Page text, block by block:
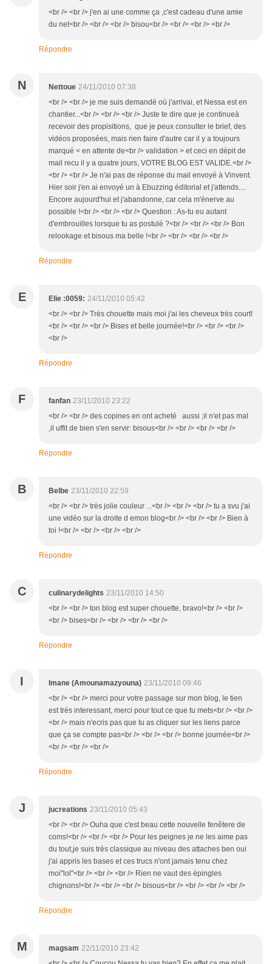
<br /> <br /> j'en ai une comme ça ,c'est cadeau d'une amie
du net<br /> <br /> <br /> bisou<br /> <br /> <br /> <br />
Répondre
N Nettoue 24/11/2010 07:38
<br /> <br /> je me suis demandé où j'arrivai, et Nessa est en
chantier...<br /> <br /> <br /> Juste te dire que je continueà
recevoir des propisitions, que je peux consulter le brief, des
vidéos proposées, mais rien faire d'autre car il y a toujours
marqué < en attente de<br /> validation > et ceci en dépit de
mail recu il y a quatre jours, VOTRE BLOG EST VALIDE.<br />
<br /> <br /> Je n'ai pas de réponse du mail envoyé à Vinvent.
Hier soir j'en ai envoyé un à Ebuzzing éditorial et j'attends....
Encore aujourd'hui et j'abandonne, car cela m'énerve au
possible !<br /> <br /> <br /> Question : As-tu eu autant
d'embrouilles lorsque tu as postulé ?<br /> <br /> <br /> Bon
relookage et bisous ma belle !<br /> <br /> <br /> <br />
Répondre
E Elie :0059: 24/11/2010 05:42
<br /> <br /> Très chouette mais moi j'ai les cheveux très court!
<br /> <br /> <br /> Bises et belle journée!<br /> <br /> <br />
<br />
Répondre
F fanfan 23/11/2010 23:22
<br /> <br /> des copines en ont acheté aussi ;il n'et pas mal
,il uffit de bien s'en servir: bisous<br /> <br /> <br /> <br />
Répondre
B Belbe 23/11/2010 22:59
<br /> <br /> très jolie couleur ...<br /> <br /> <br /> tu a svu j'ai
une vidéo sur la droite d emon blog<br /> <br /> <br /> Bien à
toi !<br /> <br /> <br /> <br />
Répondre
C culinarydelights 23/11/2010 14:50
<br /> <br /> ton blog est super chouette, bravo!<br /> <br />
<br /> bises<br /> <br /> <br /> <br />
Répondre
I Imane (Amounamazyouna) 23/11/2010 09:46
<br /> <br /> merci pour votre passage sur mon blog, le tien
est trés interessant, merci pour tout ce que tu mets<br /> <br />
<br /> mais n'ecris pas que tu as cliquer sur les liens parce
que ça se compte pas<br /> <br /> <br /> bonne journée<br />
<br /> <br /> <br />
Répondre
J jucreations 23/11/2010 05:43
<br /> <br /> Ouha que c'est beau cette nouvelle fenêtere de
coms!<br /> <br /> <br /> Pour les peignes je ne les aime pas
du tout,je suis très classique au niveau des attaches ben oui
j'ai appris les bases et ces trucs n'ont jamais tenu chez
moi"lol"<br /> <br /> <br /> Rien ne vaut des épingles
chignons!<br /> <br /> <br /> bisous<br /> <br /> <br /> <br />
Répondre
M magsam 22/11/2010 23:42